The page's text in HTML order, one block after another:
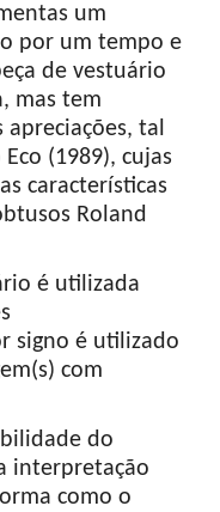
um
por um tempo e
de vestuário
mas tem
apreciações, tal
(1989), cujas
características
Roland
é utilizada
signo é utilizado
com
do
interpretação
como o